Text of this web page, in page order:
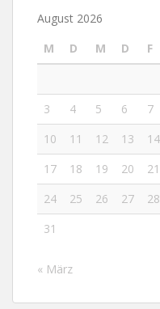
August 2026
M
D M D F
3
4 5 6 7
10
11 12 13 14
17
18 19 20 21
24
25 26 27 28
31
« März